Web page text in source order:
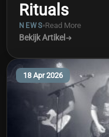
Rituals
NEWS Read More
Bekijk Artikel
18 Apr 2026